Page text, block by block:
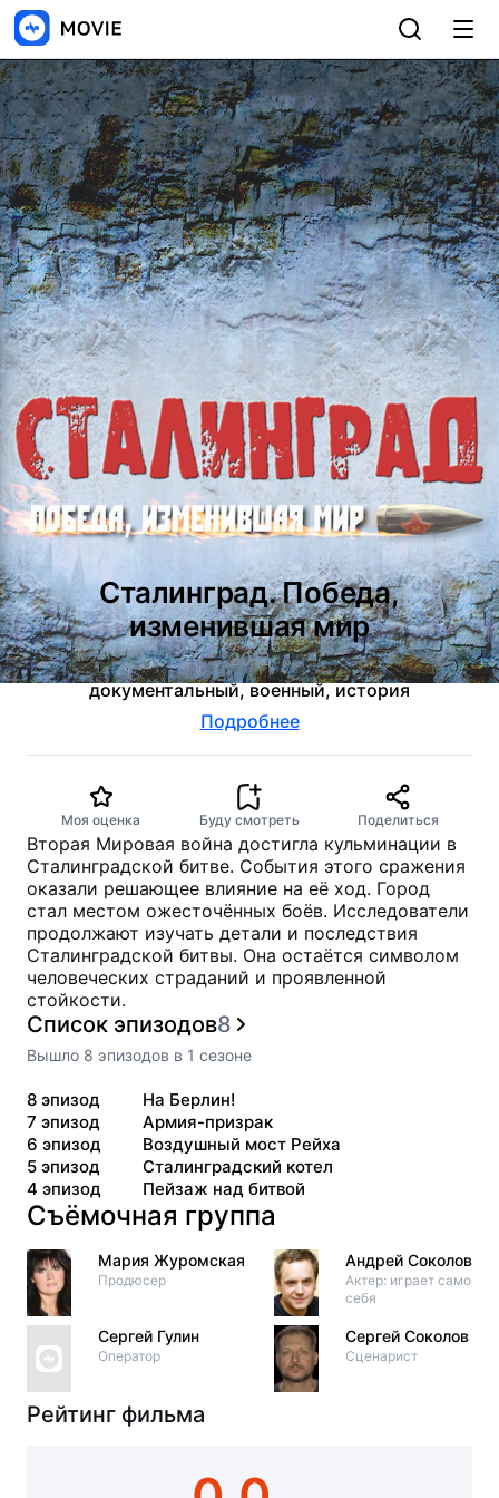
Сталинград. Победа,
изменившая мир
2012
документальный, военный, история
Подробнее
Моя оценка Буду смотреть Поделиться
Вторая Мировая война достигла кульминации в
Сталинградской битве. События этого сражения
оказали решающее влияние на её ход. Город
стал местом ожесточённых боёв. Исследователи
продолжают изучать детали и последствия
Сталинградской битвы. Она остаётся символом
человеческих страданий и проявленной
стойкости.
Список эпизодов8
Вышло 8 эпизодов в 1 сезоне
8 эпизод
На Берлин!
7 эпизод
Армия-призрак
6 эпизод
Воздушный мост Рейха
5 эпизод
Сталинградский котел
4 эпизод Пейзаж над битвой
Съёмочная группа
Мария Журомская
Продюсер
Сергей Гулин
Оператор
Андрей Соколов
Актер: играет самого
себя
Сергей Соколов
Сценарист
Рейтинг фильма